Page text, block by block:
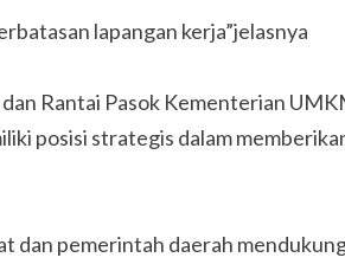
lapangan kerja”jelasnya
Rantai Pasok Kementerian
posisi strategis dalam
dan pemerintah daerah